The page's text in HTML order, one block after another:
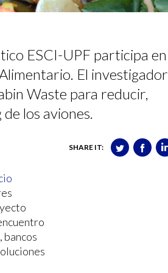
ESCI-UPF participa en
El investigador
Waste para reducir,
los aviones.
SHARE IT:
bancos